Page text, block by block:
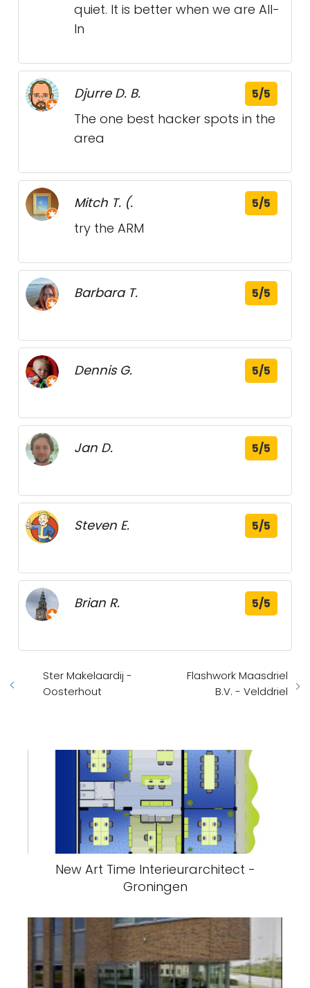
quiet. It is better when we are All-
In
Djurre D. B. 5/5
The one best hacker spots in the
area
Mitch T. (. 5/5
try the ARM
Barbara T. 5/5
Dennis G. 5/5
Jan D. 5/5
Steven E. 5/5
Brian R. 5/5
Ster Makelaardij -
Oosterhout
Flashwork Maasdriel
B.V. - Velddriel
New Art Time Interieurarchitect -
Groningen